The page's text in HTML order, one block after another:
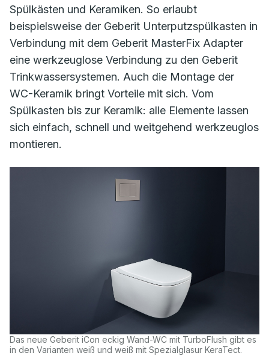
Spülkästen und Keramiken. So erlaubt
beispielsweise der Geberit Unterputzspülkasten in
Verbindung mit dem Geberit MasterFix Adapter
eine werkzeuglose Verbindung zu den Geberit
Trinkwassersystemen. Auch die Montage der
WC-Keramik bringt Vorteile mit sich. Vom
Spülkasten bis zur Keramik: alle Elemente lassen
sich einfach, schnell und weitgehend werkzeuglos
montieren.
Das neue Geberit iCon eckig Wand-WC mit TurboFlush gibt es
in den Varianten weiß und weiß mit Spezialglasur KeraTect.